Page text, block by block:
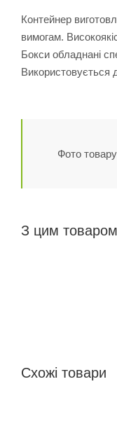
Контейнер
вимогам.
Бокси обладнані
Використовується
Фото
З цим
Схожі товари